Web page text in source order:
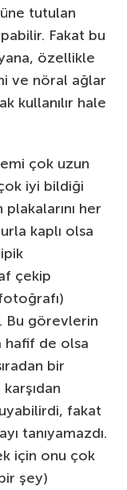
tutulan
Fakat bu
özellikle
ve nöral ağlar
kullanılır hale
çok uzun
iyi bildiği
plakalarını her
kaplı olsa
çekip
Bu görevlerin
hafif de olsa
bir
fakat
tanıyamazdı.
için onu çok
şey)